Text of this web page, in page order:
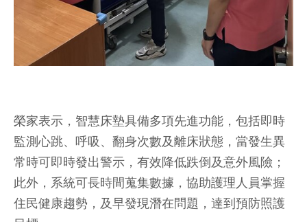
榮家表示，智慧床墊具備多項先進功能，包括即時
監測心跳、呼吸、翻身次數及離床狀態，當發生異
常時可即時發出警示，有效降低跌倒及意外風險；
此外，系統可長時間蒐集數據，協助護理人員掌握
住民健康趨勢，及早發現潛在問題，達到預防照護